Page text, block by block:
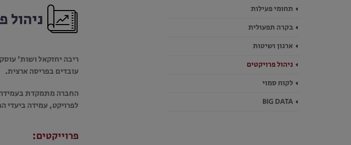
ניהול
ריבה יחזקאל ושות’
עובדים בפריסה ארצית.
החברה מתמקדת בעמידה
לפרויקט, עמידה ביעדי
פרוייקטים:
תחומי פעילות
בקרה תפעולית
ארגון ושיטות
ניהול פרויקטים
לקוח סמוי
BIG DATA